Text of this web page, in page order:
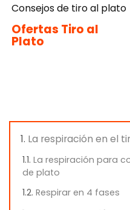
Consejos de tiro al plato
Ofertas Tiro al
Plato
La respiración en el
La respiración para
de plato
Respirar en 4 fases